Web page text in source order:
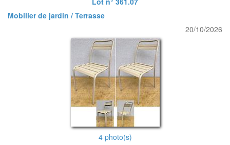
Mobilier de jardin / Terrasse
20/10/2026
4 photo(s)